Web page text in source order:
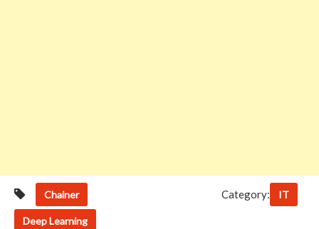
Chainer
Deep Learning
Category: IT